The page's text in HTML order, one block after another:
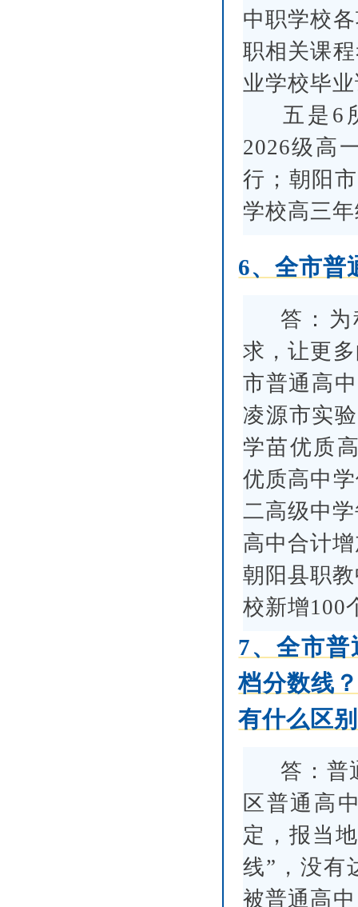
中职学校
职相关课
业学校毕
五是6
2026级高
行；朝阳
学校高三
6、全市普
答：
求，让更
市普通高
凌源市实
学苗优质
优质高中
二高级中
高中合计
朝阳县职
校新增100
7、全市
档分数线
有什么区
答：普
区普通高
定，报当
线”，没有
被普通高